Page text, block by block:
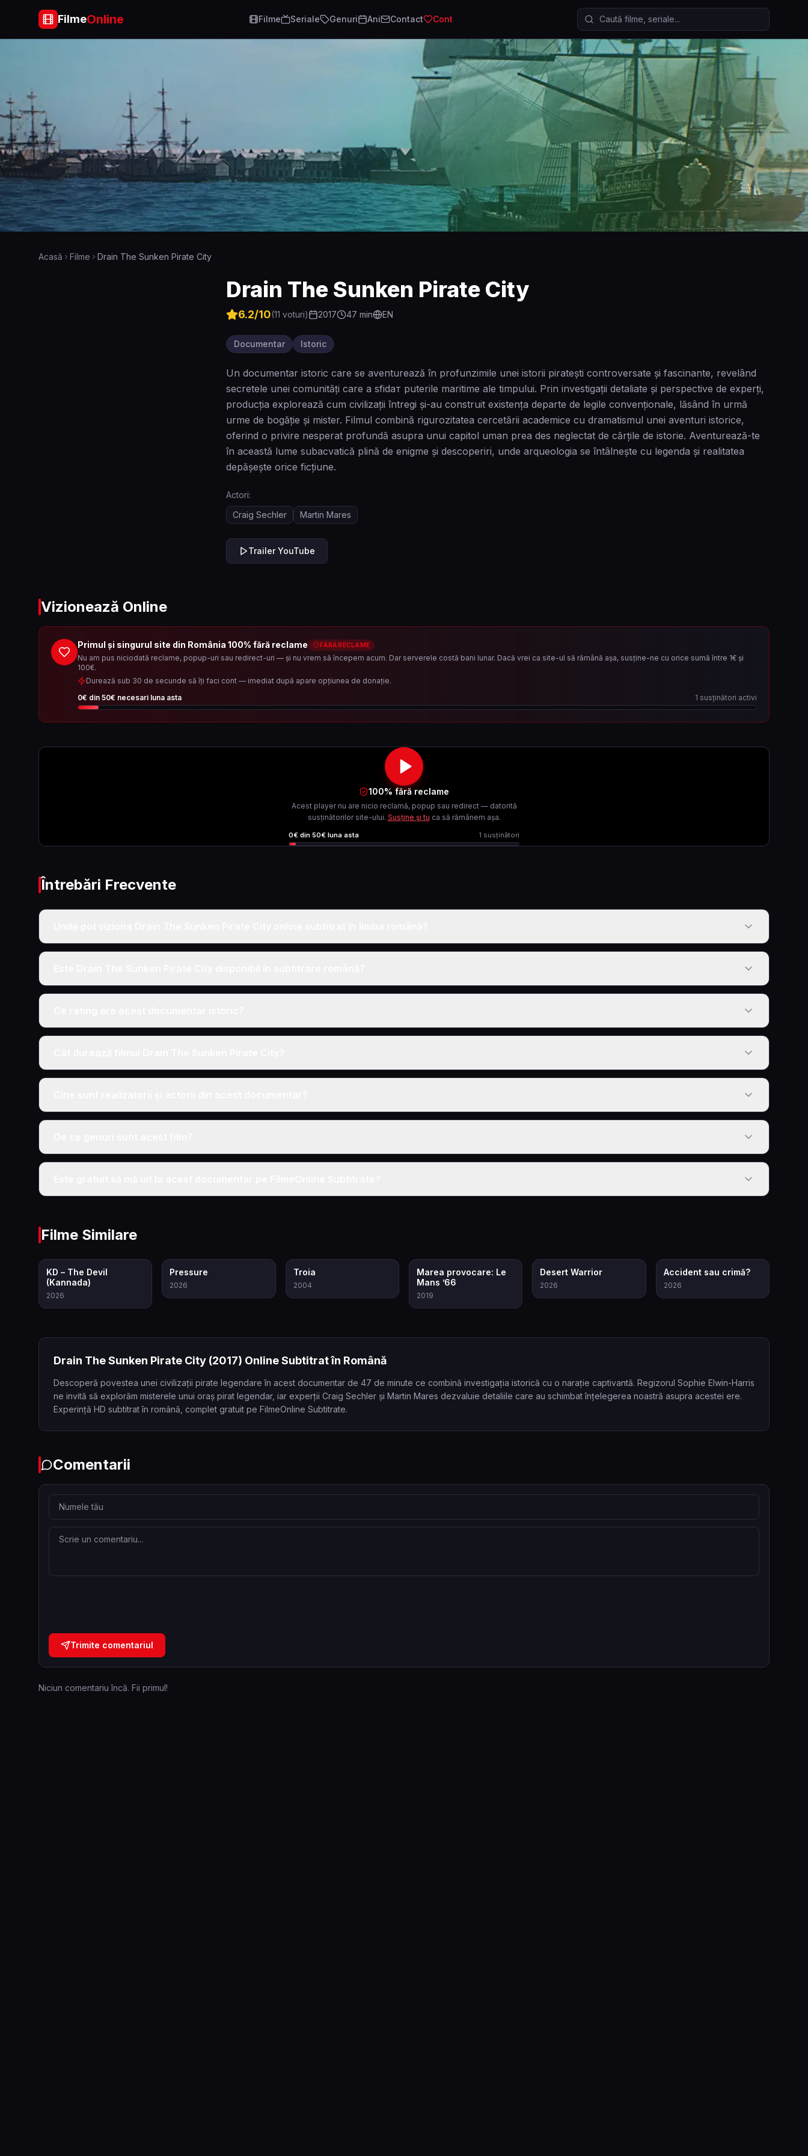
FilmeOnline Filme Seriale Genuri Ani Contact Cont Caută filme și seriale
Acasă Filme Drain The Sunken Pirate City
Drain The Sunken Pirate City
6.2/10(11 voturi) 2017 47 min EN
Documentar Istoric
Un documentar istoric care se aventurează în profunzimile unei istorii piratești controversate și fascinante, revelând
secretele unei comunități care a sfidат puterile maritime ale timpului. Prin investigații detaliate și perspective de experți,
producția explorează cum civilizații întregi și-au construit existența departe de legile convenționale, lăsând în urmă
urme de bogăție și mister. Filmul combină rigurozitatea cercetării academice cu dramatismul unei aventuri istorice,
oferind o privire nesperat profundă asupra unui capitol uman prea des neglectat de cărțile de istorie. Aventurează-te
în această lume subacvatică plină de enigme și descoperiri, unde arqueologia se întâlnește cu legenda și realitatea
depășește orice ficțiune.
Actori:
Craig Sechler
Martin Mares
Trailer YouTube
Vizionează Online
Primul și singurul site din România 100% fără reclame FĂRĂ RECLAME
Nu am pus niciodată reclame, popup-uri sau redirect-uri — și nu vrem să începem acum. Dar serverele costă bani lunar. Dacă vrei ca site-ul să rămână așa, susține-ne cu orice sumă între 1€ și
100€.
Durează sub 30 de secunde să îți faci cont — imediat după apare opțiunea de donație.
0€ din 50€ necesari luna asta 1 susținători activi
100% fără reclame
Acest player nu are nicio reclamă, popup sau redirect — datorită
susținătorilor site-ului. Susține și tu ca să rămânem așa.
0€ din 50€ luna asta 1 susținători
Întrebări Frecvente
Filme Similare
KD – The Devil
(Kannada)
2026
Pressure
2026
Troia
2004
8.0
Marea provocare: Le
Mans ’66
2019
Desert Warrior
2026
6.9
Accident sau crimă?
2026
Drain The Sunken Pirate City (2017) Online Subtitrat în Română
Descoperă povestea unei civilizații pirate legendare în acest documentar de 47 de minute ce combină investigația istorică cu o narație captivantă. Regizorul Sophie Elwin-Harris
ne invită să explorăm misterele unui oraș pirat legendar, iar experții Craig Sechler și Martin Mares dezvaluie detaliile care au schimbat înțelegerea noastră asupra acestei ere.
Experință HD subtitrat în română, complet gratuit pe FilmeOnline Subtitrate.
Comentarii
Trimite comentariul
Niciun comentariu încă. Fii primul!